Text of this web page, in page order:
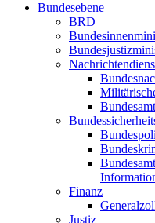
Bundesebene
BRD
Finanz
Justiz